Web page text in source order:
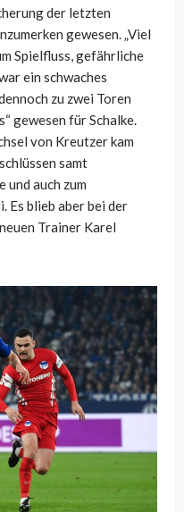
der letzten
gewesen. „Viel
Spielfluss, gefährliche
ein schwaches
zu zwei Toren
gewesen für Schalke.
von Kreutzer kam
samt
auch zum
Es blieb aber bei der
Trainer Karel